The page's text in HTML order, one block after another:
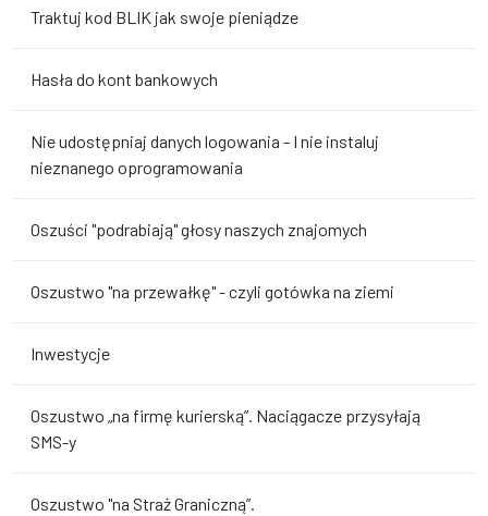
Traktuj kod BLIK jak swoje pieniądze
Hasła do kont bankowych
Nie udostępniaj danych logowania - I nie instaluj
nieznanego oprogramowania
Oszuści "podrabiają" głosy naszych znajomych
Oszustwo "na przewałkę" - czyli gotówka na ziemi
Inwestycje
Oszustwo „na firmę kurierską”. Naciągacze przysyłają
SMS-y
Oszustwo "na Straż Graniczną”.